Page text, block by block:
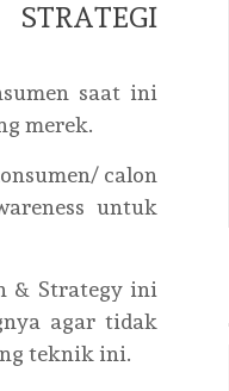
saat ini
merek.
calon
untuk
& Strategy ini
agar tidak
teknik ini.